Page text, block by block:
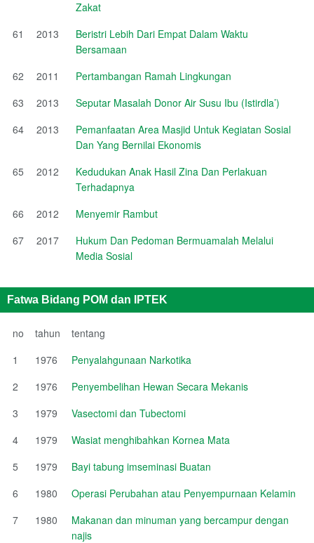
Zakat
61
2013
Beristri Lebih Dari Empat Dalam Waktu
Bersamaan
62
2011
Pertambangan Ramah Lingkungan
63
2013
Seputar Masalah Donor Air Susu Ibu (Istirdla’)
64
2013
Pemanfaatan Area Masjid Untuk Kegiatan Sosial
Dan Yang Bernilai Ekonomis
65
2012
Kedudukan Anak Hasil Zina Dan Perlakuan
Terhadapnya
66
2012
Menyemir Rambut
67
2017
Hukum Dan Pedoman Bermuamalah Melalui
Media Sosial
Fatwa Bidang POM dan IPTEK
no tahun
tentang
1
1976
Penyalahgunaan Narkotika
2
1976
Penyembelihan Hewan Secara Mekanis
3
1979
Vasectomi dan Tubectomi
4
1979
Wasiat menghibahkan Kornea Mata
5
1979
Bayi tabung imseminasi Buatan
6
1980
Operasi Perubahan atau Penyempurnaan Kelamin
7
1980
Makanan dan minuman yang bercampur dengan
najis